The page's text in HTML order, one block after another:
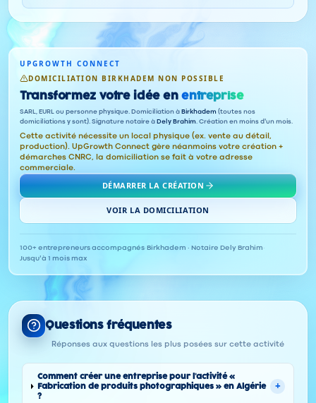
UPGROWTH CONNECT
DOMICILIATION BIRKHADEM NON POSSIBLE
Transformez votre idée en entreprise
SARL, EURL ou personne physique. Domiciliation à Birkhadem (toutes nos
domiciliations y sont). Signature notaire à Dely Brahim . Création en moins d'un mois.
Cette activité nécessite un local physique (ex. vente au détail,
production). UpGrowth Connect gère néanmoins votre création +
démarches CNRC, la domiciliation se fait à votre adresse
commerciale.
DÉMARRER LA CRÉATION
VOIR LA DOMICILIATION
100+ entrepreneurs accompagnés·Birkhadem · Notaire Dely Brahim ·
Jusqu'à 1 mois max
Questions fréquentes
Réponses aux questions les plus posées sur cette activité
Comment créer une entreprise pour l'activité «
Fabrication de produits photographiques » en Algérie
?
+